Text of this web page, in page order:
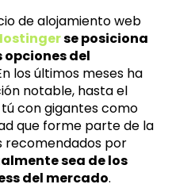
de alojamiento web
se posiciona
opciones del
los últimos meses ha
notable, hasta el
con gigantes como
que forme parte de la
recomendados por
sea de los
del mercado.